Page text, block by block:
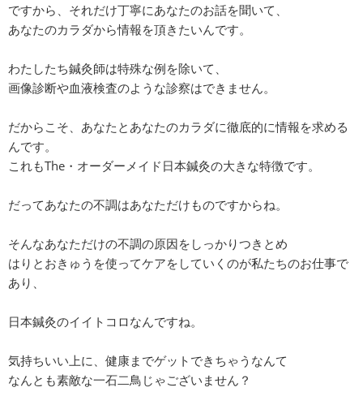
ですから、それだけ丁寧にあなたのお話を聞いて、
あなたのカラダから情報を頂きたいんです。
わたしたち鍼灸師は特殊な例を除いて、
画像診断や血液検査のような診察はできません。
だからこそ、あなたとあなたのカラダに徹底的に情報を求める
んです。
これもThe・オーダーメイド日本鍼灸の大きな特徴です。
だってあなたの不調はあなただけものですからね。
そんなあなただけの不調の原因をしっかりつきとめ
はりとおきゅうを使ってケアをしていくのが私たちのお仕事で
あり、
日本鍼灸のイイトコロなんですね。
気持ちいい上に、健康までゲットできちゃうなんて
なんとも素敵な一石二鳥じゃございません？